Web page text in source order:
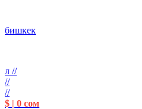
бишкек
л //
//
//
$ | 0 сом